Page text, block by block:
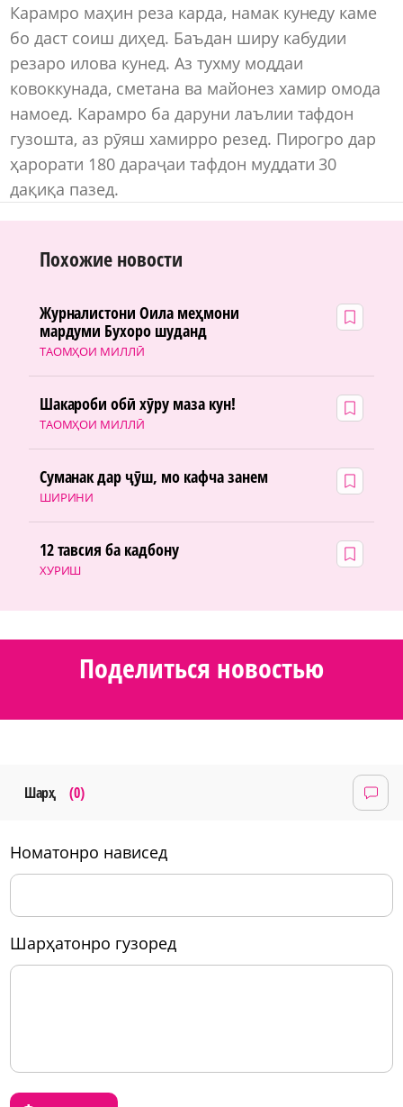
Карамро маҳин реза карда, намак кунеду каме
бо даст соиш диҳед. Баъдан ширу кабудии
резаро илова кунед. Аз тухму моддаи
ковоккунада, сметана ва майонез хамир омода
намоед. Карамро ба даруни лаълии тафдон
гузошта, аз рӯяш хамирро резед. Пирогро дар
ҳарорати 180 дараҷаи тафдон муддати 30
дақиқа пазед.
Похожие новости
ТАОМҲОИ МИЛЛӢ
Журналистони Оила меҳмони
мардуми Бухоро шуданд
ТАОМҲОИ МИЛЛӢ
Шакароби обӣ хӯру маза кун!
ШИРИНИ
Суманак дар ҷӯш, мо кафча занем
ХУРИШ
12 тавсия ба кадбону
Поделиться новостью
Шарҳ (0)
номатонро нависед
шарҳатонро гузоред